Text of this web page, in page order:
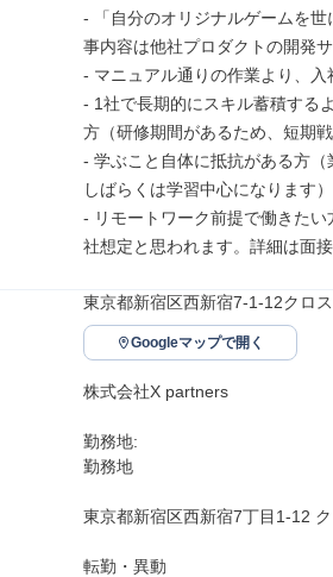
- 「自分のオリジナルゲームを
事内容は他社プロダクトの開発
- マニュアル通りの作業より、
- 1社で長期的にスキル蓄積する
方（研修期間があるため、短期戦
- 学ぶこと自体に抵抗がある方
しばらくは学習中心になります）
- リモートワーク前提で働きた
社想定と思われます。詳細は面
東京都新宿区西新宿7-1-12クロ
Googleマップで開く
株式会社X partners
勤務地:
勤務地
東京都新宿区西新宿7丁目1-12
転勤・異動